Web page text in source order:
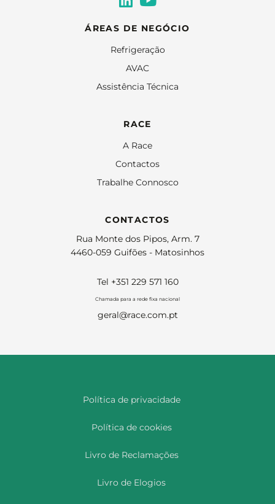
ÁREAS DE NEGÓCIO
Refrigeração
AVAC
Assistência Técnica
RACE
A Race
Contactos
Trabalhe Connosco
CONTACTOS
Rua Monte dos Pipos, Arm. 7
4460-059 Guifões - Matosinhos
Tel +351 229 571 160
Chamada para a rede fixa nacional
geral@race.com.pt
Política de privacidade
Política de cookies
Livro de Reclamações
Livro de Elogios